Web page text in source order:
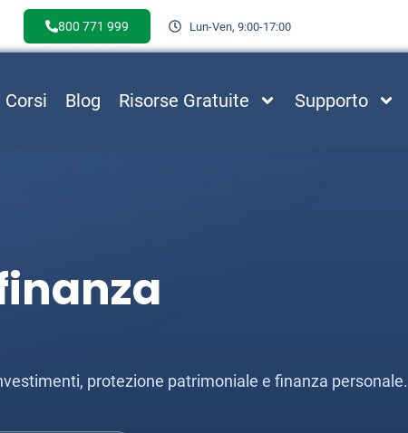
800 771 999 Lun-Ven, 9:00-17:00
Corsi Blog Risorse Gratuite Supporto
protezione patrimoniale e finanza personale.